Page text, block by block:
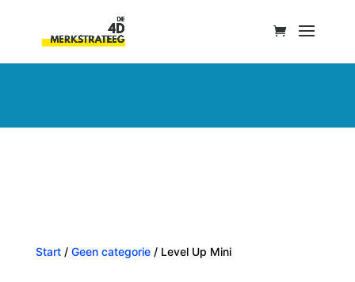
Start/ Geen categorie/ Level Up Mini